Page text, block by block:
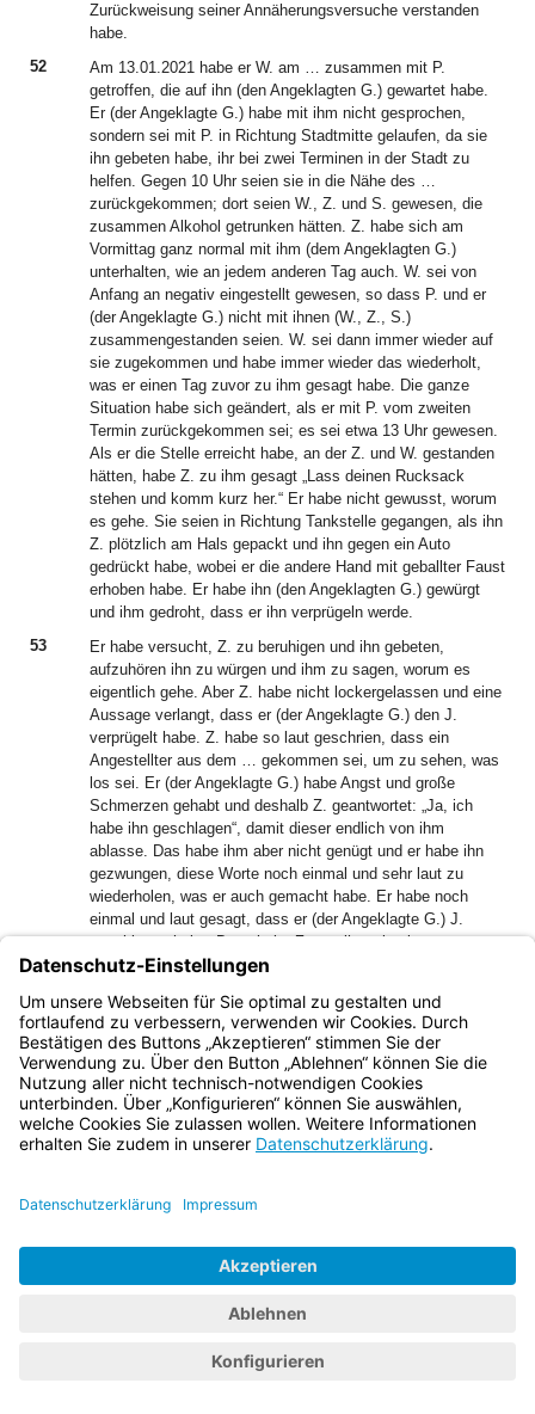
Zurückweisung seiner Annäherungsversuche verstanden
habe.
52
Am 13.01.2021 habe er W. am … zusammen mit P.
getroffen, die auf ihn (den Angeklagten G.) gewartet habe.
Er (der Angeklagte G.) habe mit ihm nicht gesprochen,
sondern sei mit P. in Richtung Stadtmitte gelaufen, da sie
ihn gebeten habe, ihr bei zwei Terminen in der Stadt zu
helfen. Gegen 10 Uhr seien sie in die Nähe des …
zurückgekommen; dort seien W., Z. und S. gewesen, die
zusammen Alkohol getrunken hätten. Z. habe sich am
Vormittag ganz normal mit ihm (dem Angeklagten G.)
unterhalten, wie an jedem anderen Tag auch. W. sei von
Anfang an negativ eingestellt gewesen, so dass P. und er
(der Angeklagte G.) nicht mit ihnen (W., Z., S.)
zusammengestanden seien. W. sei dann immer wieder auf
sie zugekommen und habe immer wieder das wiederholt,
was er einen Tag zuvor zu ihm gesagt habe. Die ganze
Situation habe sich geändert, als er mit P. vom zweiten
Termin zurückgekommen sei; es sei etwa 13 Uhr gewesen.
Als er die Stelle erreicht habe, an der Z. und W. gestanden
hätten, habe Z. zu ihm gesagt „Lass deinen Rucksack
stehen und komm kurz her.“ Er habe nicht gewusst, worum
es gehe. Sie seien in Richtung Tankstelle gegangen, als ihn
Z. plötzlich am Hals gepackt und ihn gegen ein Auto
gedrückt habe, wobei er die andere Hand mit geballter Faust
erhoben habe. Er habe ihn (den Angeklagten G.) gewürgt
und ihm gedroht, dass er ihn verprügeln werde.
53
Er habe versucht, Z. zu beruhigen und ihn gebeten,
aufzuhören ihn zu würgen und ihm zu sagen, worum es
eigentlich gehe. Aber Z. habe nicht lockergelassen und eine
Aussage verlangt, dass er (der Angeklagte G.) den J.
verprügelt habe. Z. habe so laut geschrien, dass ein
Angestellter aus dem … gekommen sei, um zu sehen, was
los sei. Er (der Angeklagte G.) habe Angst und große
Schmerzen gehabt und deshalb Z. geantwortet: „Ja, ich
habe ihn geschlagen“, damit dieser endlich von ihm
ablasse. Das habe ihm aber nicht genügt und er habe ihn
gezwungen, diese Worte noch einmal und sehr laut zu
wiederholen, was er auch gemacht habe. Er habe noch
einmal und laut gesagt, dass er (der Angeklagte G.) J.
geschlagen habe. Dann habe Z. von ihm abgelassen.
54
Nach allem sei W. auf ihn zugekommen und habe gesagt,
dass ihm jemand, den er vor einiger Zeit getroffen habe,
erzählt habe, er (der Angeklagte G.) laufe in der Stadt
herum und rede „einen Scheiß“, dass Z. am Tod von J.
schuld sei.
55
Er habe später an dem Tag noch kurz mit Z. gesprochen
und versucht, in Erfahrung zu bringen, wen W. gemeint
habe, jedoch keine Antwort bekommen.
könne und Boxen und andere Sportarten trainiert habe. Er
(der Angeklagte G.) in der Stadt herumlaufe und verbreite,
dass es Z. gewesen sei, der J. verprügelt habe. Dies
schon lange kennen und seien gute Freunde.
W. habe ihn an diesem Tag immer wieder derart verbal
provoziert, dass er (der Angeklagte G.) zu dem Schluss